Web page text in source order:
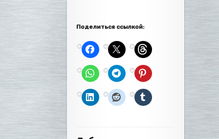
Поделиться ссылкой: